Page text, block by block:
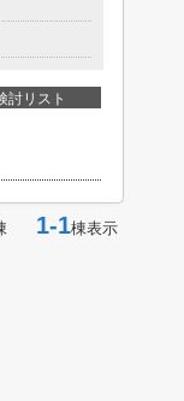
討リスト
1-1棟表示